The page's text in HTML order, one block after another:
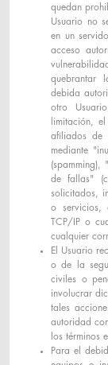
quedan
Usuario no
en un
acceso
quebrantar
debida
otro
limitación,
afiliados de
mediante
(spamming),
de fallas"
solicitados,
o servicios,
TCP/IP o
cualquier
El Usuario
o de la
civiles o
involucrar
tales
autoridad
los términos
Para el